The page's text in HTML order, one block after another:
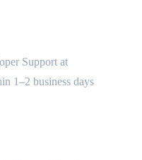
Support at
1–2 business days